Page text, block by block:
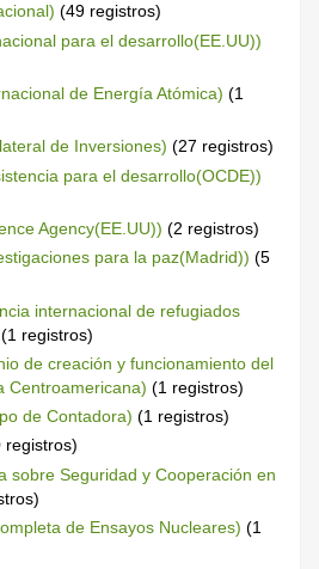
(49 registros)
para el desarrollo(EE.UU))
de Energía Atómica) (1
de Inversiones) (27 registros)
para el desarrollo(OCDE))
Agency(EE.UU)) (2 registros)
para la paz(Madrid)) (5
internacional de refugiados
(1 registros)
de creación y funcionamiento del
Centroamericana) (1 registros)
de Contadora) (1 registros)
registros)
sobre Seguridad y Cooperación en
de Ensayos Nucleares) (1